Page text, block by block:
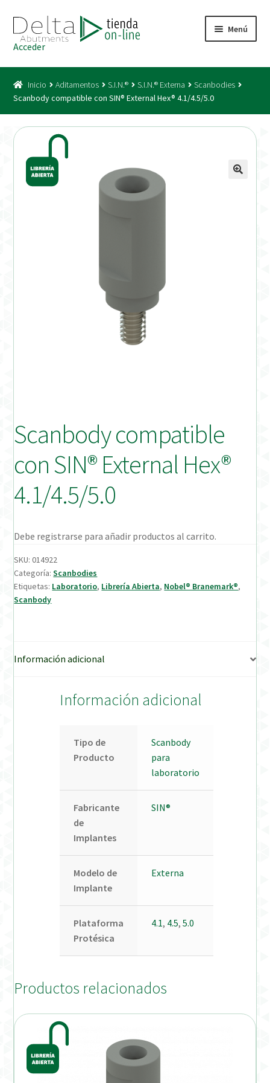
a
la
navegación
al
contenido
Menú
Acceso
Catálogo
Condiciones Bono
Mi cuenta
On-line Store
Productos Favoritos
Uso previsto
Verification Required
Welcome to DELTA Abutments | Tienda Online!
Acceder
Inicio Aditamentos S.I.N.® S.I.N.® Externa
Scanbodies
Scanbody compatible con SIN® External Hex® 4.1/4.5/5.0
Scanbody compatible
con SIN® External Hex®
4.1/4.5/5.0
Debe registrarse para añadir productos al carrito.
SKU:014922
Categoría:Scanbodies
Etiquetas: Laboratorio, Librería Abierta, Nobel® Branemark®,
Scanbody
Información adicional
Información adicional
Tipo de
Producto
Scanbody
para
laboratorio
Fabricante
de
Implantes
SIN®
Modelo de
Implante
Externa
Plataforma
Protésica
4.1, 4.5, 5.0
Productos relacionados